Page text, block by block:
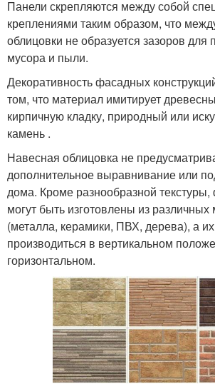
Панели скрепляются между собой
креплениями таким образом, что
облицовки не образуется зазоров для
мусора и пыли.
Декоративность фасадных
том, что материал имитирует
кирпичную кладку, природный или
камень .
Навесная облицовка не
дополнительное выравнивание или
дома. Кроме разнообразной
могут быть изготовлены из
(металла, керамики, ПВХ, дерева), а
производиться в вертикальном
горизонтальном.